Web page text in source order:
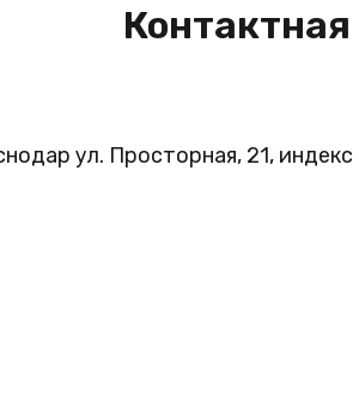
ул. Просторная, 21, индекс